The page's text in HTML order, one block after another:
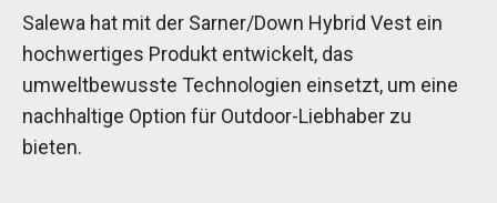
Salewa hat mit der Sarner/Down Hybrid Vest ein
hochwertiges Produkt entwickelt, das
umweltbewusste Technologien einsetzt, um eine
nachhaltige Option für Outdoor-Liebhaber zu
bieten.